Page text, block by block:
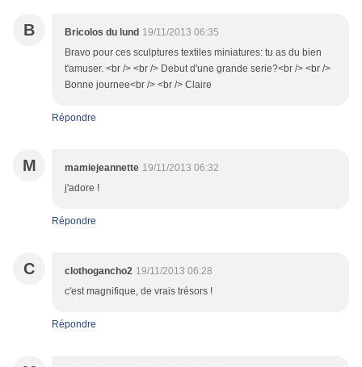
B Bricolos du lund 19/11/2013 06:35
Bravo pour ces sculptures textiles miniatures: tu as du bien
t'amuser. <br /> <br /> Debut d'une grande serie?<br /> <br />
Bonne journee<br /> <br /> Claire
Répondre
M mamiejeannette 19/11/2013 06:32
j'adore !
Répondre
C clothogancho2 19/11/2013 06:28
c'est magnifique, de vrais trésors !
Répondre